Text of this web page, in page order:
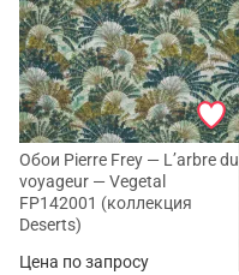
Обои Pierre Frey — L’arbre du
voyageur — Vegetal
FP142001 (коллекция
Deserts)
Цена по запросу